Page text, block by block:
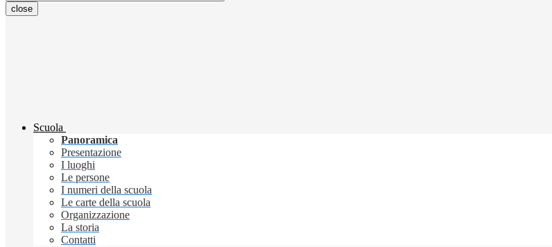
close
Scuola
Panoramica
Presentazione
I luoghi
Le persone
I numeri della scuola
Le carte della scuola
Organizzazione
La storia
Contatti